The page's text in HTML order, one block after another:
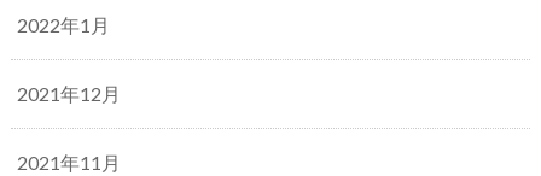
2022年1月
2021年12月
2021年11月